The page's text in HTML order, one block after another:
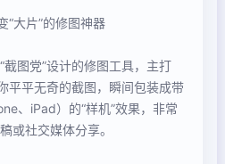
“大片”的修图神器
图党”设计的修图工具，主打
平平无奇的截图，瞬间包装成带
、iPad）的“样机”效果，非常
或社交媒体分享。